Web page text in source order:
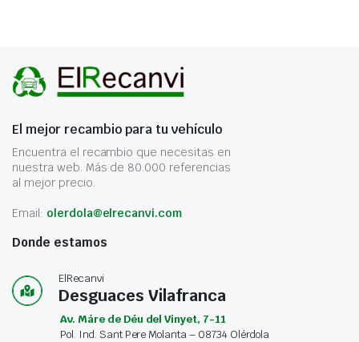
El mejor recambio para tu vehículo
Encuentra el recambio que necesitas en
nuestra web. Más de 80.000 referencias
al mejor precio.
Email: olerdola@elrecanvi.com
Donde estamos
ElRecanvi
Desguaces Vilafranca
Av. Máre de Déu del Vinyet, 7-11
Pol. Ind. Sant Pere Molanta – 08734 Olérdola